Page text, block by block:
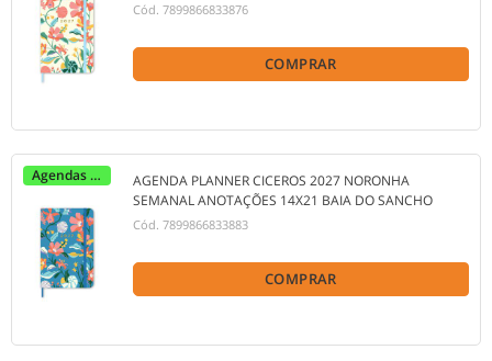
Cód. 7899866833876
COMPRAR
Agendas 2027
AGENDA PLANNER CICEROS 2027 NORONHA
SEMANAL ANOTAÇÕES 14X21 BAIA DO SANCHO
Cód. 7899866833883
COMPRAR